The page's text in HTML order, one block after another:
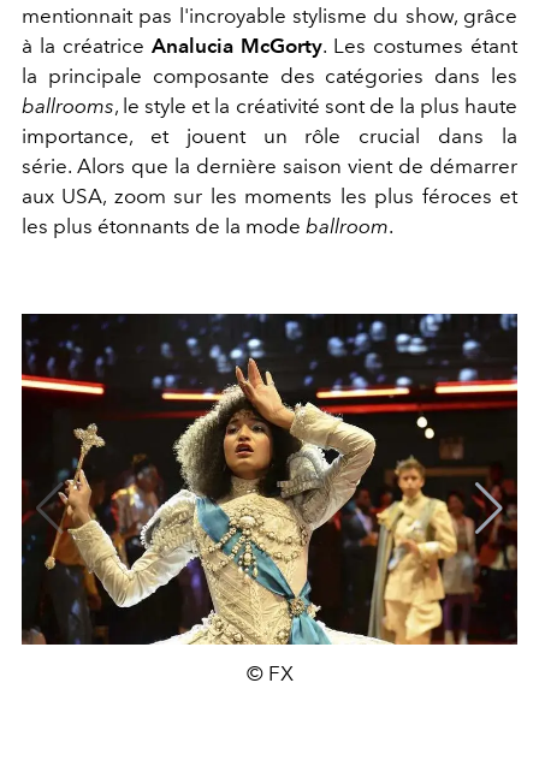
mentionnait pas l'incroyable stylisme du show, grâce
à la créatrice Analucia McGorty. Les costumes étant
la principale composante des catégories dans les
ballrooms, le style et la créativité sont de la plus haute
importance, et jouent un rôle crucial dans la
série. Alors que la dernière saison vient de démarrer
aux USA, zoom sur les moments les plus féroces et
les plus étonnants de la mode ballroom.
© FX